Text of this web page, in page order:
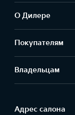
О Дилере
Покупателям
Владельцам
Адрес салонa